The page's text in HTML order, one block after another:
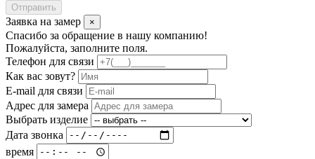
Отправить
Заявка на замер ×
Спасибо за обращение в нашу компанию!
Пожалуйста, заполните поля.
Телефон для связи
Как вас зовут?
E-mail для связи
Адрес для замера
Выбрать изделие
Дата звонка
время